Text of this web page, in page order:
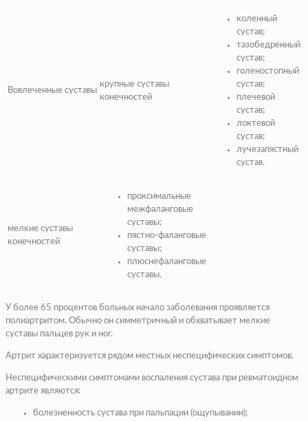
Вовлеченные суставы
крупные суставы
конечностей
коленный
сустав;
тазобедренный
сустав;
голеностопный
сустав;
плечевой
сустав;
локтевой
сустав;
лучезапястный
сустав.
мелкие суставы
конечностей
проксимальные
межфаланговые
суставы;
пястно-фаланговые
суставы;
плюснефаланговые
суставы.
У более 65 процентов больных начало заболевания проявляется
полиартритом. Обычно он симметричный и обхватывает мелкие
суставы пальцев рук и ног.
Артрит характеризуется рядом местных неспецифических симптомов.
Неспецифическими симптомами воспаления сустава при ревматоидном
артрите являются:
болезненность сустава при пальпации (ощупывании);